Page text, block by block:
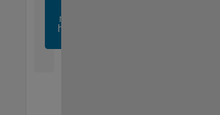
noch
heute